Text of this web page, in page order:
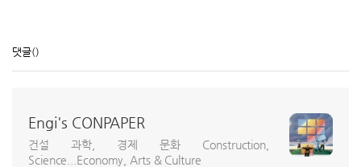
댓글()
Engi's CONPAPER
건설 과학, 경제 문화 Construction,
Science...Economy, Arts & Culture